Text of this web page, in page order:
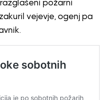
požarni
vejevje, ogenj pa